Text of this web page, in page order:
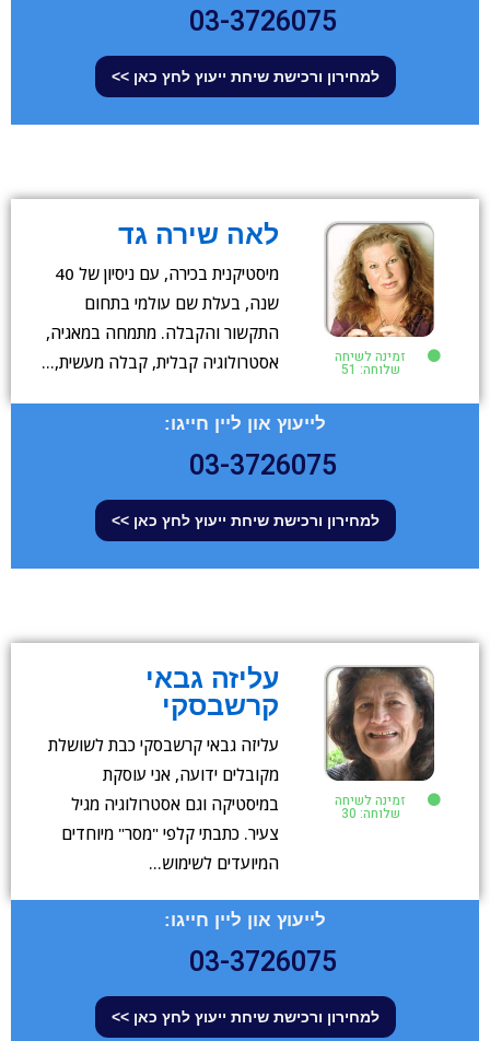
03-3726075
למחירון ורכישת שיחת ייעוץ לחץ כאן >>
זמינה לשיחה
שלוחה: 51
לאה שירה גד
מיסטיקנית בכירה, עם ניסיון של 40
שנה, בעלת שם עולמי בתחום
התקשור והקבלה. מתמחה במאגיה,
אסטרולוגיה קבלית, קבלה מעשית,…
לייעוץ און ליין חייגו:
03-3726075
למחירון ורכישת שיחת ייעוץ לחץ כאן >>
זמינה לשיחה
שלוחה: 30
עליזה גבאי
קרשבסקי
עליזה גבאי קרשבסקי כבת לשושלת
מקובלים ידועה, אני עוסקת
במיסטיקה וגם אסטרולוגיה מגיל
צעיר. כתבתי קלפי "מסר" מיוחדים
המיועדים לשימוש…
לייעוץ און ליין חייגו:
03-3726075
למחירון ורכישת שיחת ייעוץ לחץ כאן >>